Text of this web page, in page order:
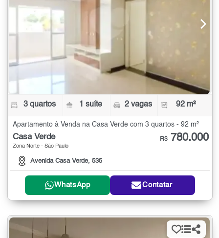
3 quartos 1 suíte 2 vagas 92 m²
Apartamento à Venda na Casa Verde com 3 quartos - 92 m²
Casa Verde
Zona Norte - São Paulo
Avenida Casa Verde, 535
R$ 780.000
WhatsApp Contatar